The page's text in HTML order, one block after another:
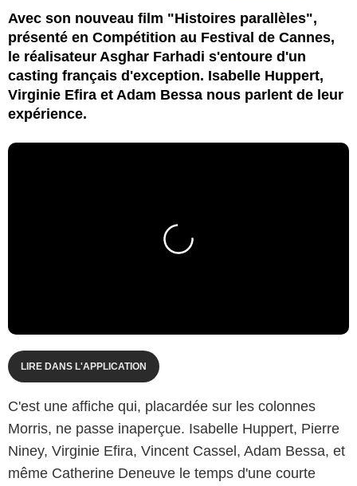
Avec son nouveau film "Histoires parallèles",
présenté en Compétition au Festival de Cannes,
le réalisateur Asghar Farhadi s'entoure d'un
casting français d'exception. Isabelle Huppert,
Virginie Efira et Adam Bessa nous parlent de leur
expérience.
LIRE DANS L'APPLICATION
C'est une affiche qui, placardée sur les colonnes
Morris, ne passe inaperçue. Isabelle Huppert, Pierre
Niney, Virginie Efira, Vincent Cassel, Adam Bessa, et
même Catherine Deneuve le temps d'une courte